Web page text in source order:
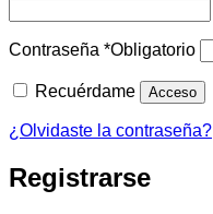
Contraseña *Obligatorio
Recuérdame Acceso
¿Olvidaste la contraseña?
Registrarse